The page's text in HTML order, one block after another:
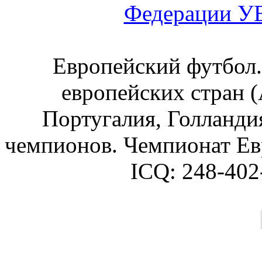
Федерации
Европейский
европейских стран
Португалия,
чемпионов. Чемпионат
ICQ: 248-